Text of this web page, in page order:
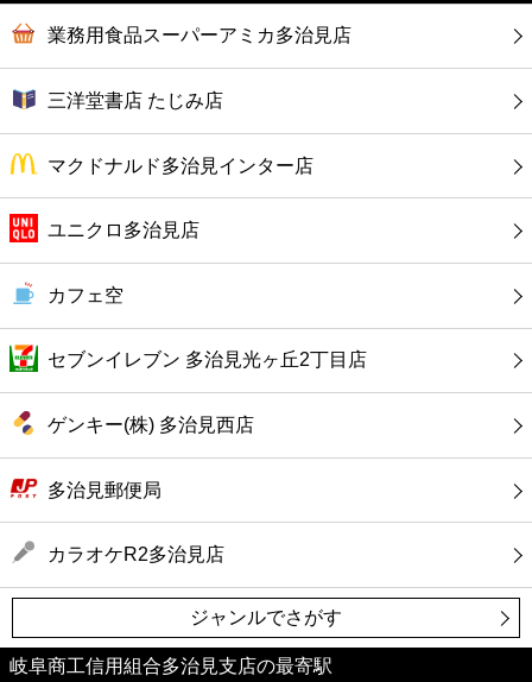
銀行
公共
病院
ホテル
業務用食品スーパーアミカ多治見店
三洋堂書店 たじみ店
マクドナルド多治見インター店
ユニクロ多治見店
カフェ空
セブンイレブン 多治見光ヶ丘2丁目店
ゲンキー(株) 多治見西店
多治見郵便局
カラオケR2多治見店
ジャンルでさがす
岐阜商工信用組合多治見支店の最寄駅